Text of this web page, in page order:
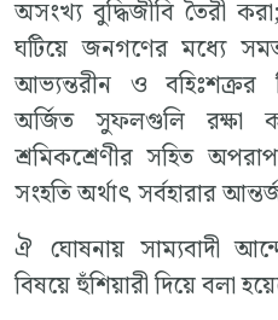
অসংখ্য বুদ্ধিজীবি তৈরী
ঘটিয়ে জনগণের মধ্যে
আভ্যন্তরীন ও বহিঃশক্রর
অর্জিত সুফলগুলি
শ্রমিকশ্রেণীর সহিত
সংহতি অর্থাৎ সর্বহারার
ঐ ঘোষনায় সাম্যবাদী
বিষয়ে হুঁশিয়ারী দিয়ে বলা